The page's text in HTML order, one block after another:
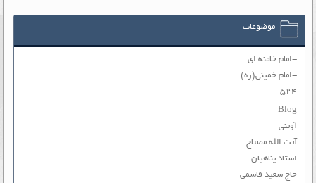
موضوعات
-امام خامنه ای
-امام خمینی(ره)
۵۲۴
Blog
آوینی
آیت الله مصباح
استاد پناهیان
حاج سعید قاسمی